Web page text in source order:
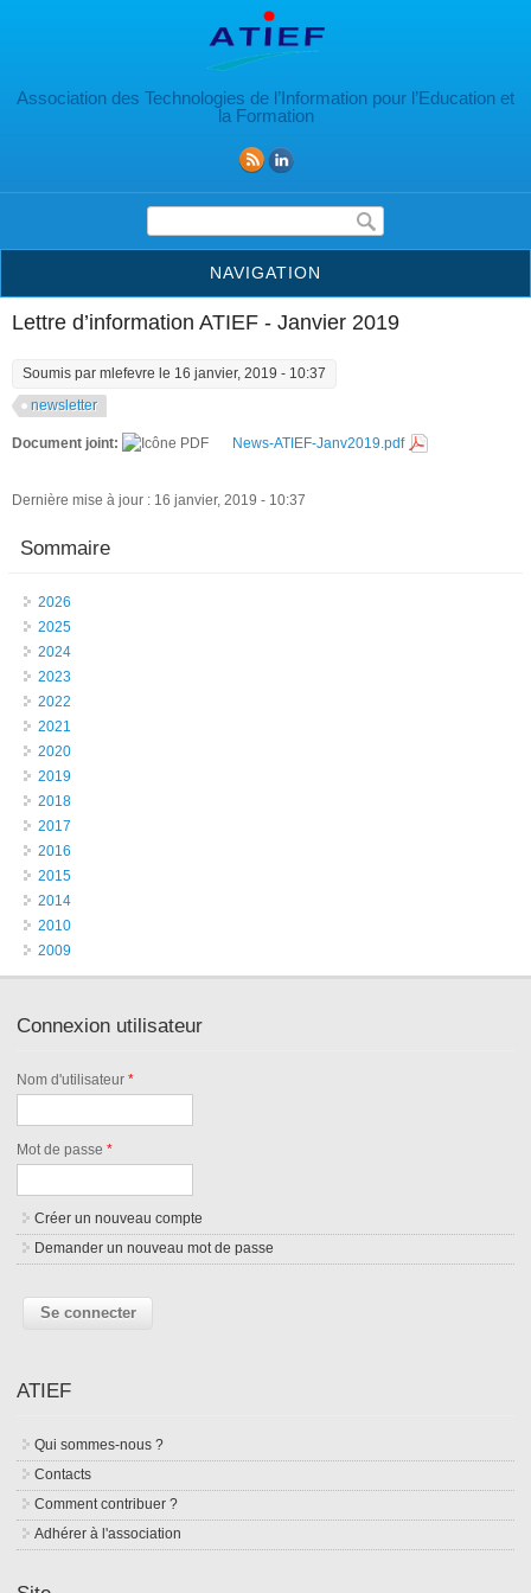
Association des Technologies de l’Information pour l’Education et
la Formation
Formulaire de recherche
NAVIGATION
Lettre d’information ATIEF - Janvier 2019
Soumis par mlefevre le 16 janvier, 2019 - 10:37
newsletter
Document joint: News-ATIEF-Janv2019.pdf
Dernière mise à jour : 16 janvier, 2019 - 10:37
Sommaire
2026
2025
2024
2023
2022
2021
2020
2019
2018
2017
2016
2015
2014
2010
2009
Connexion utilisateur
Nom d'utilisateur*
Mot de passe*
Créer un nouveau compte
Demander un nouveau mot de passe
ATIEF
Qui sommes-nous ?
Contacts
Comment contribuer ?
Adhérer à l'association